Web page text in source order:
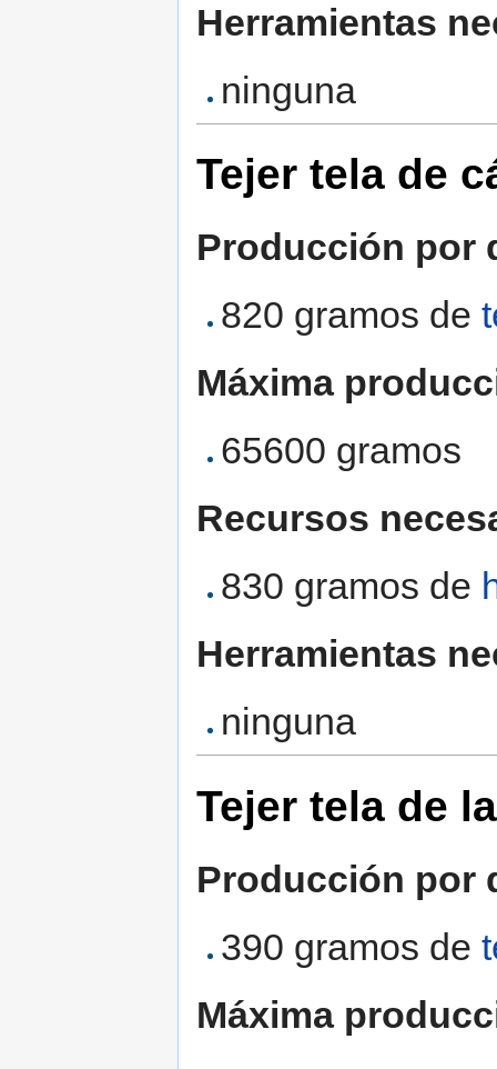
Herramientas
ninguna
Tejer tela de
Producción por
820 gramos de
Máxima
65600 gramos
Recursos
830 gramos de
Herramientas
ninguna
Tejer tela de
Producción por
390 gramos de
Máxima